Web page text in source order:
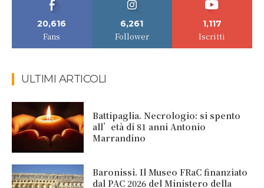
20,616
Fans
6,261
Follower
1,117
Iscritti
ULTIMI ARTICOLI
Battipaglia. Necrologio: si spento
all’età di 81 anni Antonio
Marrandino
Baronissi. Il Museo FRaC finanziato
dal PAC 2026 del Ministero della